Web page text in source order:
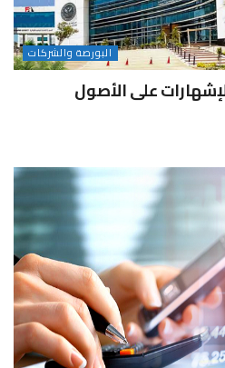
البورصة والشركات
الإشهارات على الأصول